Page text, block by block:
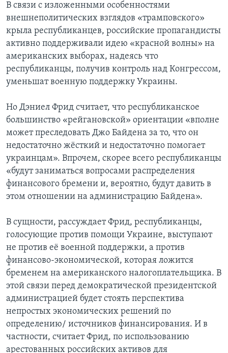
В связи с изложенными особенностями
внешнеполитических взглядов «трамповского»
крыла республиканцев, российские пропагандисты
активно поддерживали идею «красной волны» на
американских выборах, надеясь что
республиканцы, получив контроль над Конгрессом,
уменьшат военную поддержку Украины.
Но Дэниел Фрид считает, что республиканское
большинство «рейгановской» ориентации «вполне
может преследовать Джо Байдена за то, что он
недостаточно жёсткий и недостаточно помогает
украинцам». Впрочем, скорее всего республиканцы
«будут заниматься вопросами распределения
финансового бремени и, вероятно, будут давить в
этом отношении на администрацию Байдена».
В сущности, рассуждает Фрид, республиканцы,
голосующие против помощи Украине, выступают
не против её военной поддержки, а против
финансово-экономической, которая ложится
бременем на американского налогоплательщика. В
этой связи перед демократической президентской
администрацией будет стоять перспектива
непростых экономических решений по
определению/ источников финансирования. И в
частности, считает Фрид, по использованию
арестованных российских активов для